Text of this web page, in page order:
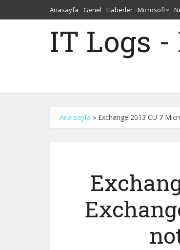
Anasayfa Genel Haberler Microsoft
IT Logs -
Ana sayfa » Exchange 2013 CU 7